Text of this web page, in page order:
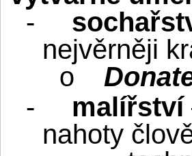
-
nejvěrněji
o
-
malířství
nahoty